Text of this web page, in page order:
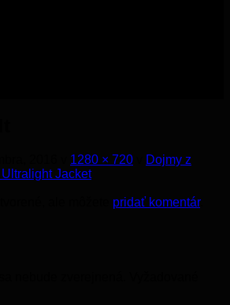
1280 × 720
Dojmy z
Jacket
pridať komentár.